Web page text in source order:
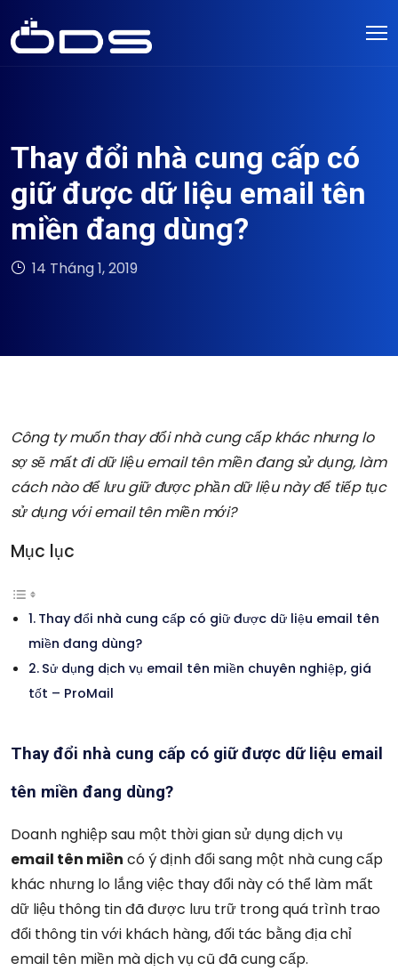
Thay đổi nhà cung cấp có
giữ được dữ liệu email tên
miền đang dùng?
14 Tháng 1, 2019
Công ty muốn thay đổi nhà cung cấp khác nhưng lo
sợ sẽ mất đi dữ liệu email tên miền đang sử dụng, làm
cách nào để lưu giữ được phần dữ liệu này để tiếp tục
sử dụng với email tên miền mới?
Mục lục
Thay đổi nhà cung cấp có giữ được dữ liệu email tên
miền đang dùng?
Sử dụng dịch vụ email tên miền chuyên nghiệp, giá
tốt – ProMail
Thay đổi nhà cung cấp có giữ được dữ liệu email
tên miền đang dùng?
Doanh nghiệp sau một thời gian sử dụng dịch vụ
email tên miền có ý định đổi sang một nhà cung cấp
khác nhưng lo lắng việc thay đổi này có thể làm mất
dữ liệu thông tin đã được lưu trữ trong quá trình trao
đổi thông tin với khách hàng, đối tác bằng địa chỉ
email tên miền mà dịch vụ cũ đã cung cấp.